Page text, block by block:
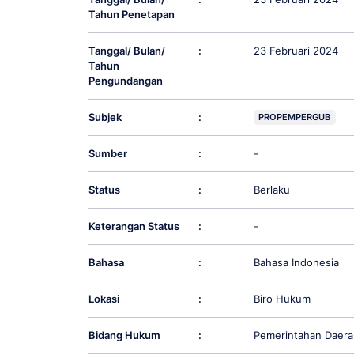
Tahun Penetapan
Tanggal/ Bulan/
Tahun
Pengundangan
: 23 Februari 2024
Subjek : PROPEMPERGUB
Sumber : -
Status : Berlaku
Keterangan Status : -
Bahasa : Bahasa Indonesia
Lokasi : Biro Hukum
Bidang Hukum : Pemerintahan